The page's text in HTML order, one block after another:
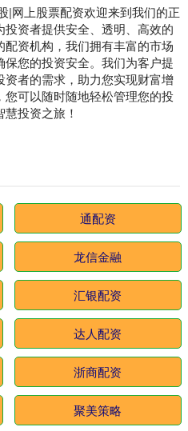
|网上股票配资欢迎来到我们的正
资者提供安全、透明、高效的
资机构，我们拥有丰富的市场
您的投资安全。我们为客户提
者的需求，助力您实现财富增
可以随时随地轻松管理您的投
投资之旅！
通配资
龙信金融
汇银配资
达人配资
浙商配资
聚美策略